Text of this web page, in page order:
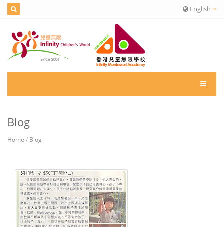
English
Blog
Home / Blog